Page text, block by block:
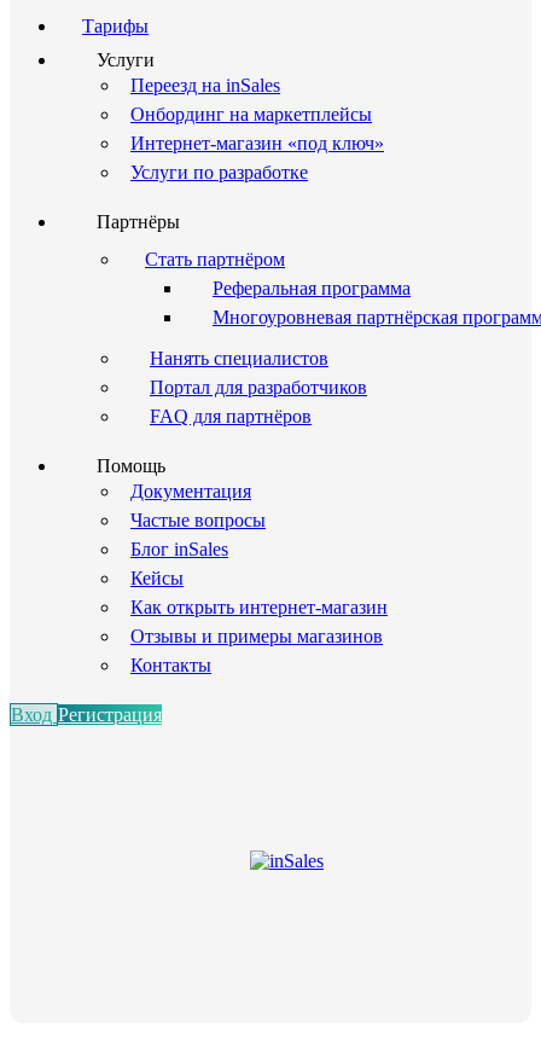
Тарифы
Услуги
Переезд на inSales
Онбординг на маркетплейсы
Интернет-магазин «под ключ»
Услуги по разработке
Партнёры
Стать партнёром
Реферальная программа
Многоуровневая партнёрская
Нанять специалистов
Портал для разработчиков
FAQ для партнёров
Помощь
Документация
Частые вопросы
Блог inSales
Кейсы
Как открыть интернет-магазин
Отзывы и примеры магазинов
Контакты
Вход Регистрация